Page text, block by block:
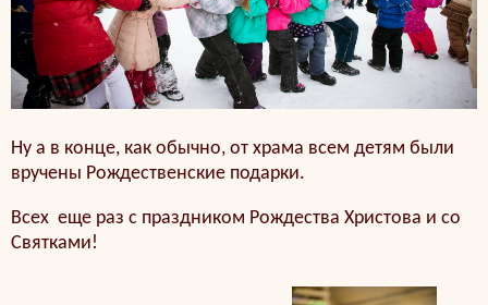
Ну а в конце, как обычно, от храма всем детям были
вручены Рождественские подарки.
Всех еще раз с праздником Рождества Христова и со
Святками!